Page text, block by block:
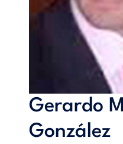
Gerardo
González